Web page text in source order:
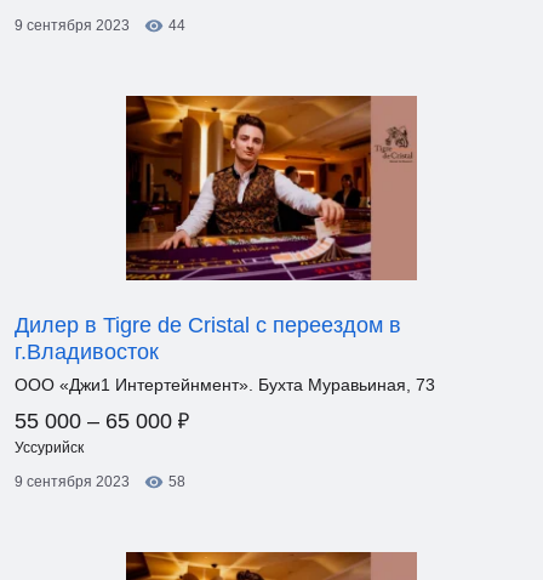
9 сентября 2023
44
Дилер в Tigre de Cristal с переездом в
г.Владивосток
ООО «Джи1 Интертейнмент». Бухта Муравьиная, 73
55 000 – 65 000 ₽
Уссурийск
9 сентября 2023
58